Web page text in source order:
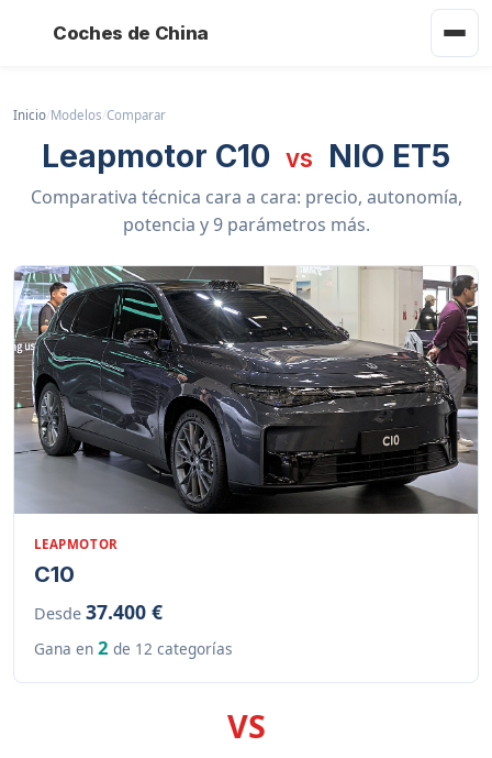
Coches de China
Inicio/Modelos/Comparar
Leapmotor C10 vs NIO ET5
Comparativa técnica cara a cara: precio, autonomía,
potencia y 9 parámetros más.
LEAPMOTOR
C10
Desde 37.400 €
Gana en 2 de 12 categorías
VS